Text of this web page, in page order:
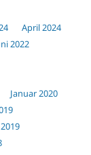
April 2024
2022
Januar 2020